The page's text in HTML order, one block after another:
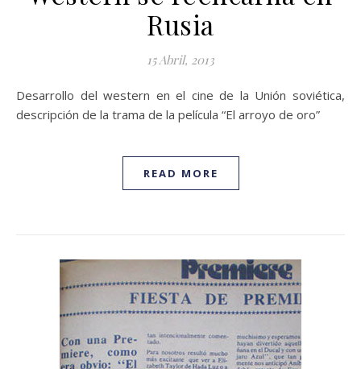
Rusia
15 Abril, 2013
Desarrollo del western en el cine de la Unión soviética,
descripción de la trama de la película “El arroyo de oro”
READ MORE